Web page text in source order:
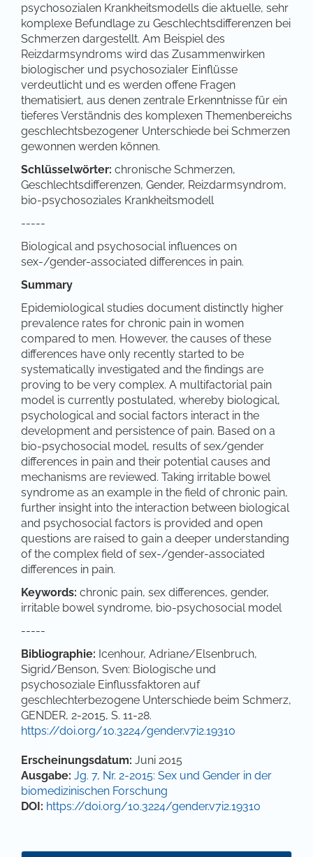
psychosozialen Krankheitsmodells die aktuelle, sehr
komplexe Befundlage zu Geschlechtsdifferenzen bei
Schmerzen dargestellt. Am Beispiel des
Reizdarmsyndroms wird das Zusammenwirken
biologischer und psychosozialer Einflüsse
verdeutlicht und es werden offene Fragen
thematisiert, aus denen zentrale Erkenntnisse für ein
tieferes Verständnis des komplexen Themenbereichs
geschlechtsbezogener Unterschiede bei Schmerzen
gewonnen werden können.
Schlüsselwörter: chronische Schmerzen,
Geschlechtsdifferenzen, Gender, Reizdarmsyndrom,
bio-psychosoziales Krankheitsmodell
-----
Biological and psychosocial influences on
sex-/gender-associated differences in pain.
Summary
Epidemiological studies document distinctly higher
prevalence rates for chronic pain in women
compared to men. However, the causes of these
differences have only recently started to be
systematically investigated and the findings are
proving to be very complex. A multifactorial pain
model is currently postulated, whereby biological,
psychological and social factors interact in the
development and persistence of pain. Based on a
bio-psychosocial model, results of sex/gender
differences in pain and their potential causes and
mechanisms are reviewed. Taking irritable bowel
syndrome as an example in the field of chronic pain,
further insight into the interaction between biological
and psychosocial factors is provided and open
questions are raised to gain a deeper understanding
of the complex field of sex-/gender-associated
differences in pain.
Keywords: chronic pain, sex differences, gender,
irritable bowel syndrome, bio-psychosocial model
-----
Bibliographie: Icenhour, Adriane/Elsenbruch,
Sigrid/Benson, Sven: Biologische und
psychosoziale Einflussfaktoren auf
geschlechterbezogene Unterschiede beim Schmerz,
GENDER, 2-2015, S. 11-28.
https://doi.org/10.3224/gender.v7i2.19310
Artikel-Details
Erscheinungsdatum: Juni 2015
Ausgabe: Jg. 7, Nr. 2-2015: Sex und Gender in der
biomedizinischen Forschung
DOI: https://doi.org/10.3224/gender.v7i2.19310